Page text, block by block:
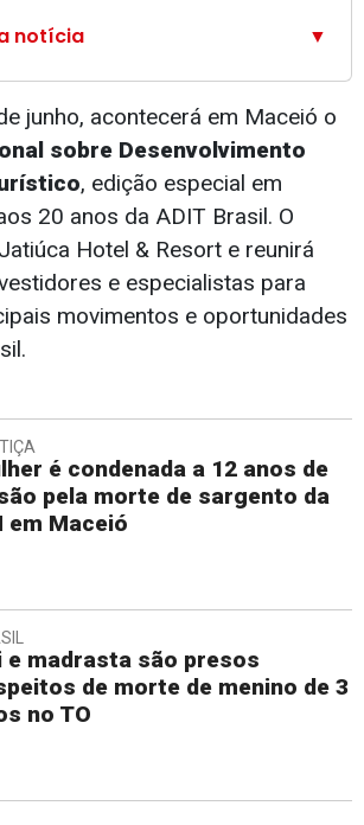
notícia ▼
junho, acontecerá em Maceió o
sobre Desenvolvimento
, edição especial em
20 anos da ADIT Brasil. O
Hotel & Resort e reunirá
e especialistas para
movimentos e oportunidades
é condenada a 12 anos de
pela morte de sargento da
em Maceió
e madrasta são presos
de morte de menino de 3
no TO